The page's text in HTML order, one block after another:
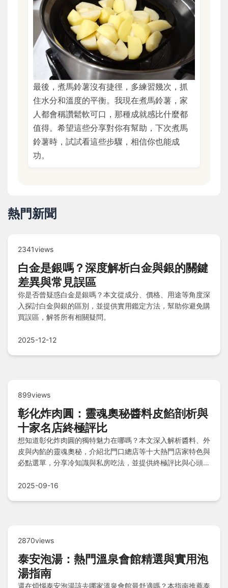
最後，煮馬鈴薯沒有捷徑，多練習幾次，抓
住水分和溫度的平衡。我現在煮馬鈴薯，家
人都會稱讚鬆軟可口，那種成就感比什麼都
值得。希望這些分享對你有幫助，下次煮馬
鈴薯時，試試看這些步驟，相信你也能成
功。
熱門新聞
2341views
白金是銀嗎？深度解析白金與銀的關鍵
差異與常見誤區
你是否曾疑惑白金是銀嗎？本文從成分、價格、用途等角度深
入探討白金與銀的區別，並提供實用鑑定方法，幫助你避免購
買誤區，解答所有相關疑問。
2025-12-12
899views
彰化炸肉圓：靈魂奧秘醬料皮餡剖析與
十家名店終極評比
想知道彰化炸肉圓的獨特魅力在哪嗎？本文深入解析醬料、外
皮與內餡的靈魂奧秘，介紹北門口總店等十大熱門店家特色與
必點選單，分享冷知識與私房吃法，並提供終極評比與心頭好
2025-09-16
2870views
泰安泡湯：熱門溫泉會館精選與實用泡
湯指南
還在煩惱泰安泡湯該去哪家溫泉會館最舒適嗎？本指南推薦泰